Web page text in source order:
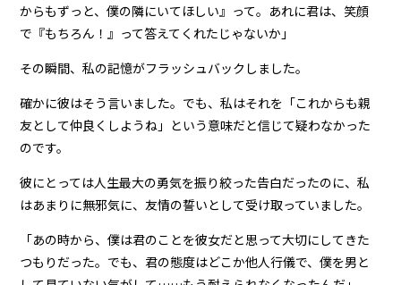
からもずっと、僕の隣にいてほしい』って。あれに君は、笑顔
で『もちろん！』って答えてくれたじゃないか」
その瞬間、私の記憶がフラッシュバックしました。
確かに彼はそう言いました。でも、私はそれを「これからも親
友として仲良くしようね」という意味だと信じて疑わなかった
のです。
彼にとっては人生最大の勇気を振り絞った告白だったのに、私
はあまりに無邪気に、友情の誓いとして受け取っていました。
「あの時から、僕は君のことを彼女だと思って大切にしてきた
つもりだった。でも、君の態度はどこか他人行儀で、僕を男と